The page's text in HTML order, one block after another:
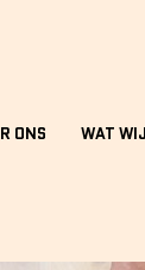
ONS WAT